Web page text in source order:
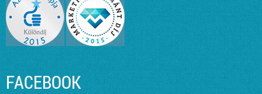
FACEBOOK